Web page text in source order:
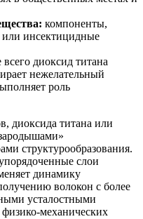
компоненты,
инсектицидные
всего диоксид титана
нежелательный
роль
диоксида титана или
структурообразования.
слои
динамику
волокон с более
усталостными
механических